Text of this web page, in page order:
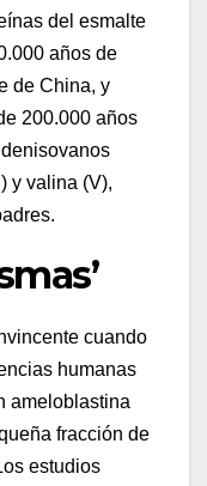
del esmalte
años de
de China, y
200.000 años
y valina (V),
cuando
humanas
ameloblastina
fracción de
estudios